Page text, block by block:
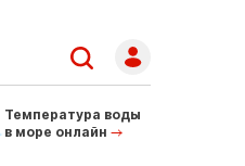
Температура воды
в море онлайн